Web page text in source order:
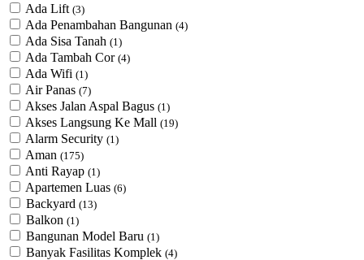
Ada Lift (3)
Ada Penambahan Bangunan (4)
Ada Sisa Tanah (1)
Ada Tambah Cor (4)
Ada Wifi (1)
Air Panas (7)
Akses Jalan Aspal Bagus (1)
Akses Langsung Ke Mall (19)
Alarm Security (1)
Aman (175)
Anti Rayap (1)
Apartemen Luas (6)
Backyard (13)
Balkon (1)
Bangunan Model Baru (1)
Banyak Fasilitas Komplek (4)